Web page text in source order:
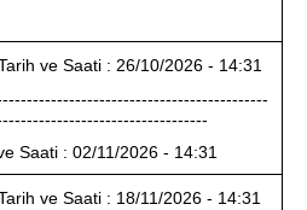
ve Saati : 26/10/2026 - 14:31
Saati : 02/11/2026 - 14:31
ve Saati : 18/11/2026 - 14:31